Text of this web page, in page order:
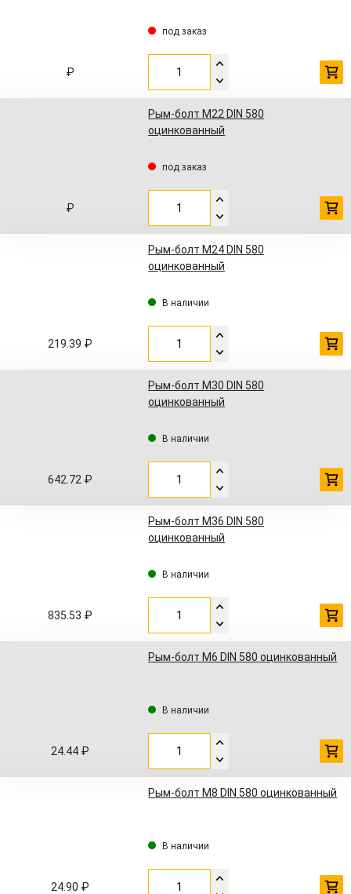
под заказ
₽
Рым-болт М22 DIN 580
оцинкованный
под заказ
₽
Рым-болт М24 DIN 580
оцинкованный
В наличии
219.39 ₽
Рым-болт М30 DIN 580
оцинкованный
В наличии
642.72 ₽
Рым-болт М36 DIN 580
оцинкованный
В наличии
835.53 ₽
Рым-болт М6 DIN 580 оцинкованный
В наличии
24.44 ₽
Рым-болт М8 DIN 580 оцинкованный
В наличии
24.90 ₽